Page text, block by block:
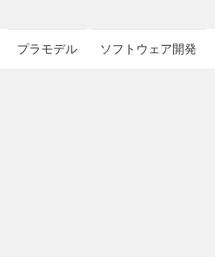
プラモデル ソフトウェア開発